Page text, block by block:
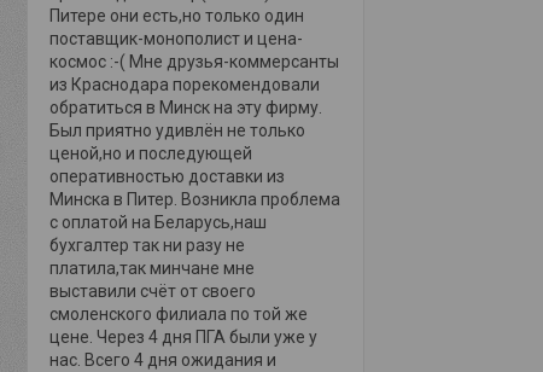
Питере они есть,но только один
поставщик-монополист и цена-
космос :-( Мне друзья-коммерсанты
из Краснодара порекомендовали
обратиться в Минск на эту фирму.
Был приятно удивлён не только
ценой,но и последующей
оперативностью доставки из
Минска в Питер. Возникла проблема
с оплатой на Беларусь,наш
бухгалтер так ни разу не
платила,так минчане мне
выставили счёт от своего
смоленского филиала по той же
цене. Через 4 дня ПГА были уже у
нас. Всего 4 дня ожидания и